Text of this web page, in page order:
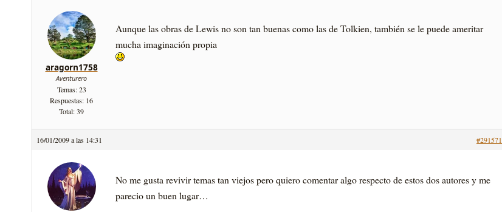
aragorn1758
Aventurero
Temas: 23
Respuestas: 16
Total: 39
Aunque las obras de Lewis no son tan buenas como las de Tolkien, también se le puede ameritar
mucha imaginación propia
16/01/2009 a las 14:31 #291571
No me gusta revivir temas tan viejos pero quiero comentar algo respecto de estos dos autores y me
parecio un buen lugar…